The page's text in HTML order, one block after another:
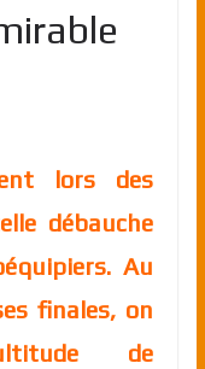
lors des
débauche
Au
finales, on
de